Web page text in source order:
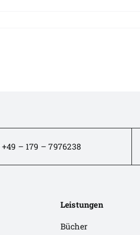
+49 – 179 – 7976238
Leistungen
Bücher